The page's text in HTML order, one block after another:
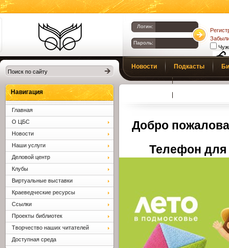
Библиотеки
Клина. Клинская
ЦБС.
Логин:
Пароль:
Новости Подкасты
Добро
Телефон для
Навигация
Главная
О ЦБС
Новости
Наши услуги
Деловой центр
Клубы
Виртуальные выставки
Краеведческие ресурсы
Ссылки
Проекты библиотек
Творчество наших читателей
Доступная среда